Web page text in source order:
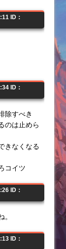
ID：
ID：
除すべき
のは止めら
きなくなる
コイツ
ID：
ID：